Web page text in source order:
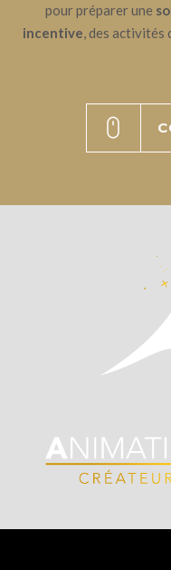
pour préparer une
incentive, des activités